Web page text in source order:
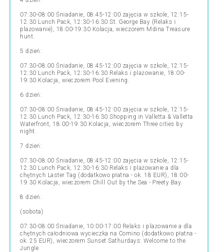
07:30-08:00 Śniadanie, 08:45-12:00 zajęcia w szkole, 12:15-
12:30 Lunch Pack, 12:30-16:30 St. George Bay (Relaks i
plażowanie), 18:00-19:30 Kolacja, wieczorem Mdina Treasure
hunt.
5 dzień:
07:30-08:00 Śniadanie, 08:45-12:00 zajęcia w szkole, 12:15-
12:30 Lunch Pack, 12:30-16:30 Relaks i plażowanie, 18:00-
19:30 Kolacja, wieczorem Pool Evening.
6 dzień:
07:30-08:00 Śniadanie, 08:45-12:00 zajęcia w szkole, 12:15-
12:30 Lunch Pack, 12:30-16:30 Shopping in Valletta & Valletta
Waterfront, 18:00-19:30 Kolacja, wieczorem Three cities by
night.
7 dzień:
07:30-08:00 Śniadanie, 08:45-12:00 zajęcia w szkole, 12:15-
12:30 Lunch Pack, 12:30-16:30 Relaks i plażowanie a dla
chętnych Laster Tag (dodatkowo płatna - ok. 18 EUR), 18:00-
19:30 Kolacja, wieczorem Chill Out by the Sea - Preety Bay.
8 dzień:
(sobota)
07:30-08:00 Śniadanie, 10:00-17:00 Relaks i plażowanie a dla
chętnych całodniowa wycieczka na Comino (dodatkowo płatna -
ok. 25 EUR), wieczorem Sunset Sathurdays: Welcome to the
Jungle.